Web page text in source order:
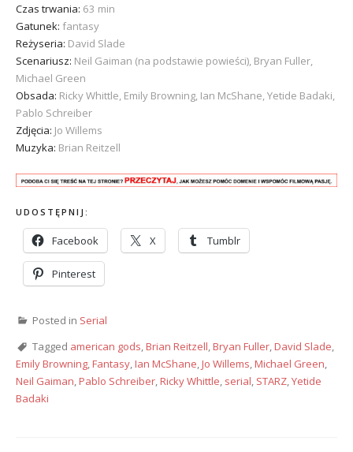
Czas trwania: 63 min
Gatunek: fantasy
Reżyseria: David Slade
Scenariusz: Neil Gaiman (na podstawie powieści), Bryan Fuller,
Michael Green
Obsada: Ricky Whittle, Emily Browning, Ian McShane, Yetide Badaki,
Pablo Schreiber
Zdjęcia: Jo Willems
Muzyka: Brian Reitzell
UDOSTĘPNIJ:
Facebook X Tumblr
Pinterest
Posted in Serial
Tagged american gods,Brian Reitzell,Bryan Fuller,David Slade,
Emily Browning,Fantasy,Ian McShane,Jo Willems,Michael Green,
Neil Gaiman,Pablo Schreiber,Ricky Whittle, serial, STARZ,Yetide
Badaki